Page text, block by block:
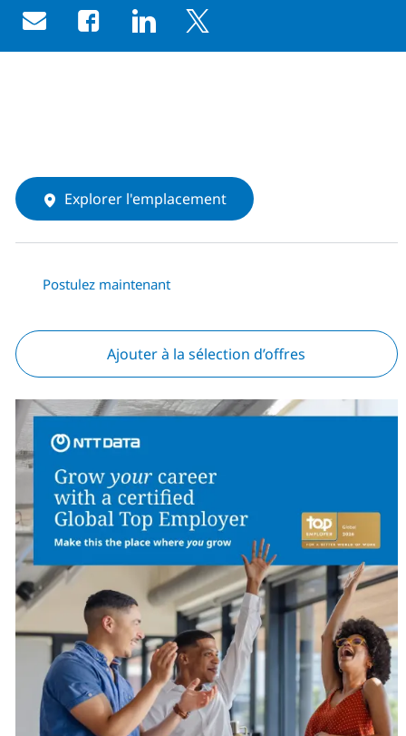
Share via email
Share via Facebook
Share via LinkedIn
Share via twitter
Explorer l'emplacement
Postulez maintenant
Ajouter à la sélection d’offres